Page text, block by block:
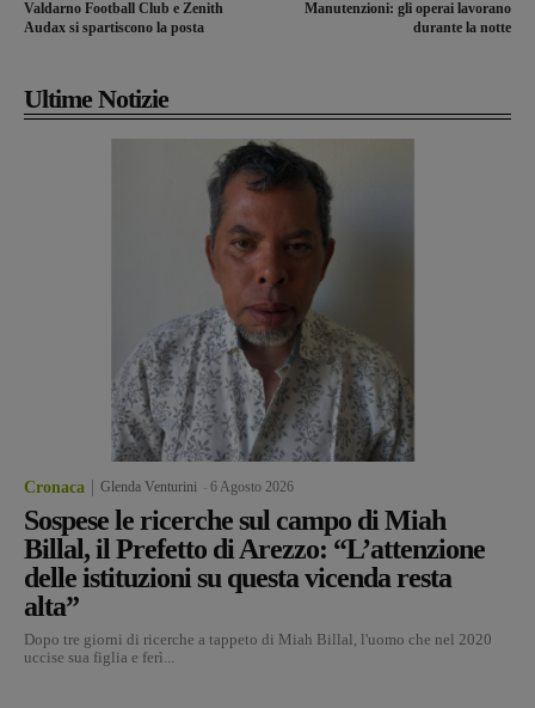
Valdarno Football Club e Zenith
Audax si spartiscono la posta
Manutenzioni: gli operai lavorano
durante la notte
Ultime Notizie
Cronaca Glenda Venturini 6 Agosto 2026
Sospese le ricerche sul campo di Miah
Billal, il Prefetto di Arezzo: “L’attenzione
delle istituzioni su questa vicenda resta
alta”
Dopo tre giorni di ricerche a tappeto di Miah Billal, l'uomo che nel 2020
uccise sua figlia e ferì...